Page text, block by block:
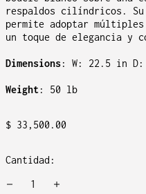
respaldos cilíndricos.
permite adoptar múltiples
un toque de elegancia y
Dimensions: W: 22.5 in
Weight : 50 lb
Precio
$ 33,500.00
Cantidad: